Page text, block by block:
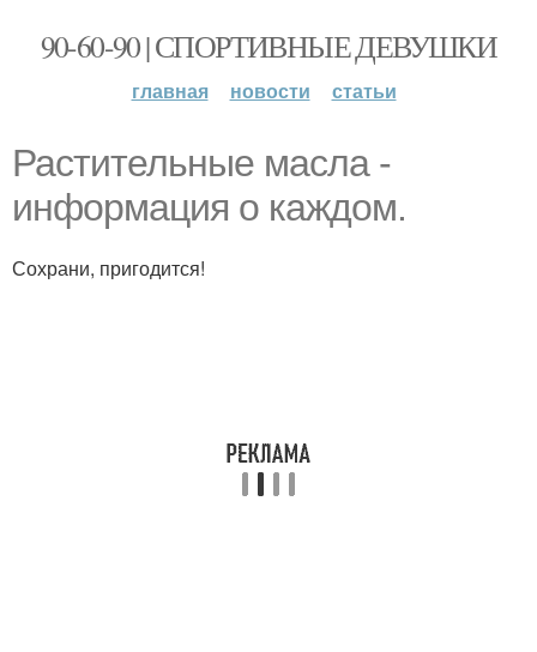
90-60-90 | СПОРТИВНЫЕ ДЕВУШКИ
главная новости статьи
Растительные масла -
информация о каждом.
Сохрани, пригодится!